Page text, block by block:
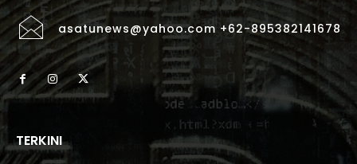
asatunews@yahoo.com +62-895382141678
TERKINI